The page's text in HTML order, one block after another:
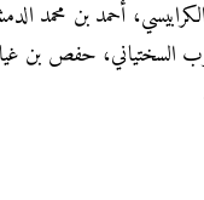
أحمد بن محمد
السختياني، حفص بن